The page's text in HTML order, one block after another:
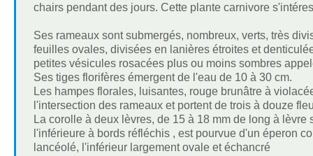
chairs pendant des jours. Cette plante carnivore
Ses rameaux sont submergés, nombreux, verts, très
feuilles ovales, divisées en lanières étroites et
petites vésicules rosacées plus ou moins sombres
Ses tiges florifères émergent de l'eau de 10 à 30 cm.
Les hampes florales, luisantes, rouge brunâtre à
l'intersection des rameaux et portent de trois à douze
La corolle à deux lèvres, de 15 à 18 mm de long à
l'inférieure à bords réfléchis , est pourvue d'un éperon
lancéolé, l'inférieur largement ovale et échancré